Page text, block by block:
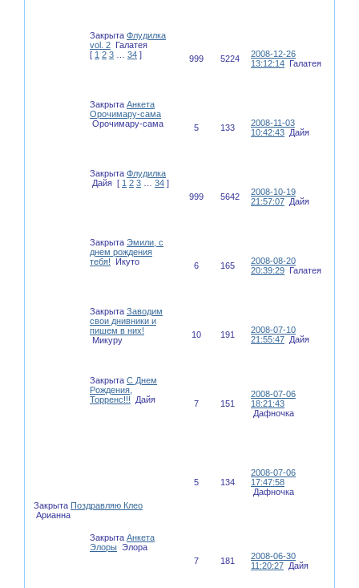
Закрыта Флудилка
vol. 2 Галатея
[ 1 2 3 34 ] 999 5224
2008-12-26
13:12:14 Галатея
Закрыта Анкета
Орочимару-сама
Орочимару-сама
5 133
2008-11-03
10:42:43 Дайя
Закрыта Флудилка
Дайя [ 1 2 3 34 ]
999
5642
2008-10-19
21:57:07 Дайя
Закрыта Эмили, с
днем рождения
тебя!
Икуто 6 165
2008-08-20
20:39:29 Галатея
Закрыта Заводим
свои днивники и
пишем в них!
Микуру
10 191
2008-07-10
21:55:47 Дайя
Закрыта С Днем
Рождения,
Торренс!!!
Дайя 7 151
2008-07-06
18:21:43
Дафночка
Закрыта Поздравляю Клео
Арианна
5 134
2008-07-06
17:47:58
Дафночка
Закрыта Анкета
Элоры Элора
7
181
2008-06-30
11:20:27 Дайя